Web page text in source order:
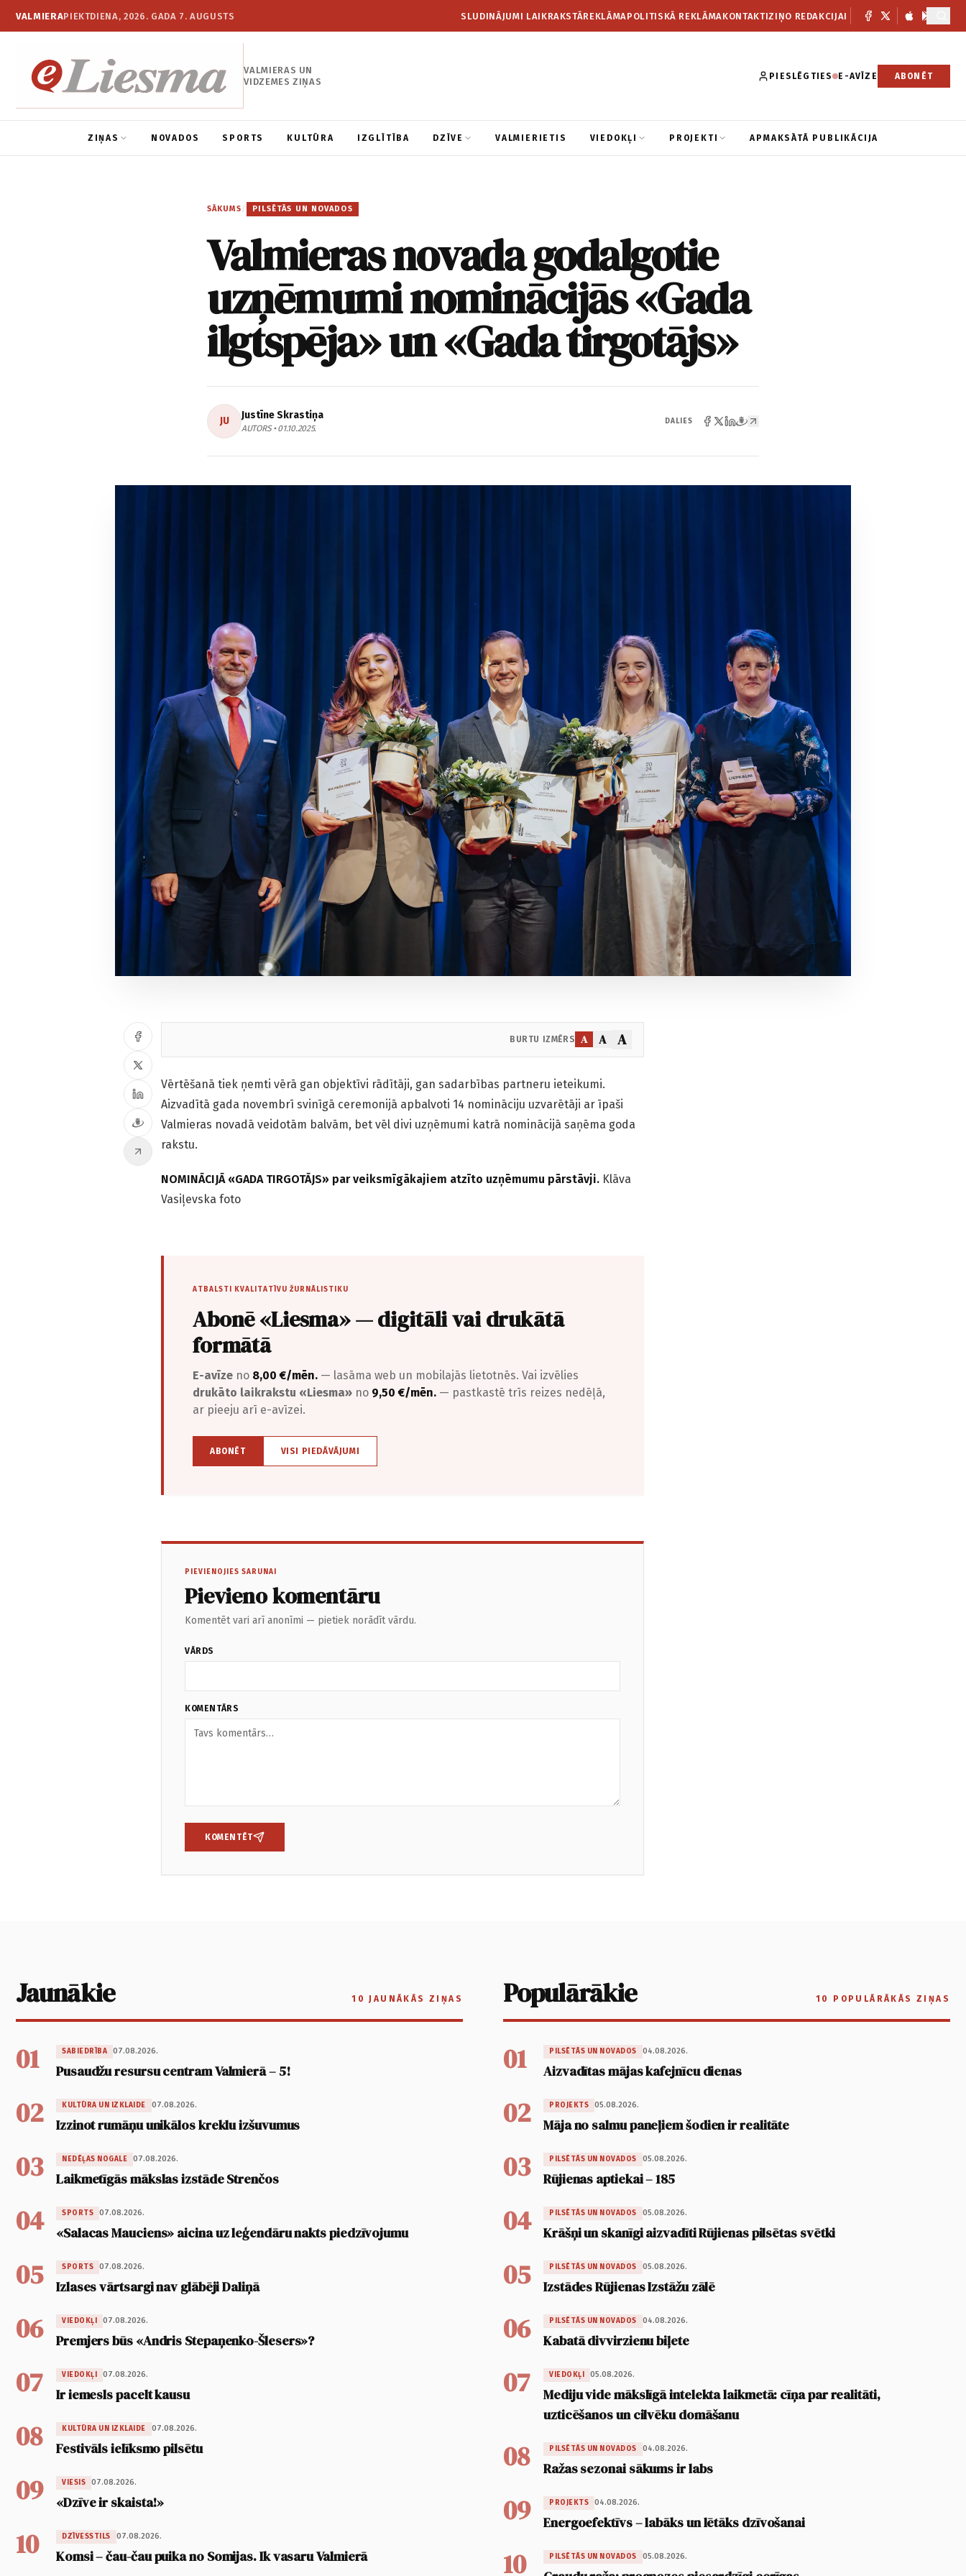
VALMIERAPIEKTDIENA, 2026. GADA 7. AUGUSTS SLUDINĀJUMI LAIKRAKSTĀREKLĀMAPOLITISKĀ REKLĀMAKONTAKTIZIŅO REDAKCIJAI
VALMIERAS UN
VIDZEMES ZIŅAS
PIESLĒGTIES E-AVĪZE ABONĒT
ZIŅAS NOVADOS SPORTS KULTŪRA IZGLĪTĪBA DZĪVE VALMIERIETIS VIEDOKĻI PROJEKTI APMAKSĀTĀ PUBLIKĀCIJA
SĀKUMS / PILSĒTĀS UN NOVADOS
Valmieras novada godalgotie
uzņēmumi nominācijās «Gada
ilgtspēja» un «Gada tirgotājs»
JU Justīne Skrastiņa
AUTORS • 01.10.2025.
DALIES
BURTU IZMĒRS A A A
Vērtēšanā tiek ņemti vērā gan objektīvi rādītāji, gan sadarbības partneru ieteikumi.
Aizvadītā gada novembrī svinīgā ceremonijā apbalvoti 14 nomināciju uzvarētāji ar īpaši
Valmieras novadā veidotām balvām, bet vēl divi uzņēmumi katrā nominācijā saņēma goda
rakstu.
NOMINĀCIJĀ «GADA TIRGOTĀJS» par veiksmīgākajiem atzīto uzņēmumu pārstāvji. Klāva
Vasiļevska foto
ATBALSTI KVALITATĪVU ŽURNĀLISTIKU
Abonē «Liesma» — digitāli vai drukātā
formātā
E-avīze no 8,00 €/mēn. — lasāma web un mobilajās lietotnēs. Vai izvēlies
drukāto laikrakstu «Liesma» no 9,50 €/mēn. — pastkastē trīs reizes nedēļā,
ar pieeju arī e-avīzei.
ABONĒT VISI PIEDĀVĀJUMI
PIEVIENOJIES SARUNAI
Pievieno komentāru
Komentēt vari arī anonīmi — pietiek norādīt vārdu.
VĀRDS
KOMENTĀRS
KOMENTĒT
Jaunākie 10 JAUNĀKĀS ZIŅAS
01 SABIEDRĪBA 07.08.2026.
Pusaudžu resursu centram Valmierā – 5!
02 KULTŪRA UN IZKLAIDE 07.08.2026.
Izzinot rumāņu unikālos kreklu izšuvumus
03 NEDĒĻAS NOGALE 07.08.2026.
Laikmetīgās mākslas izstāde Strenčos
04 SPORTS 07.08.2026.
«Salacas Mauciens» aicina uz leģendāru nakts piedzīvojumu
05 SPORTS 07.08.2026.
Izlases vārtsargi nav glābēji Daliņā
06 VIEDOKĻI 07.08.2026.
Premjers būs «Andris Stepaņenko-Šlesers»?
07 VIEDOKĻI 07.08.2026.
Ir iemesls pacelt kausu
08 KULTŪRA UN IZKLAIDE 07.08.2026.
Festivāls ielīksmo pilsētu
09 VIESIS 07.08.2026.
«Dzīve ir skaista!»
10 DZĪVESSTILS 07.08.2026.
Komsi – čau-čau puika no Somijas. Ik vasaru Valmierā
Populārākie 10 POPULĀRĀKĀS ZIŅAS
01 PILSĒTĀS UN NOVADOS 04.08.2026.
Aizvadītas mājas kafejnīcu dienas
02 PROJEKTS 05.08.2026.
Māja no salmu paneļiem šodien ir realitāte
03 PILSĒTĀS UN NOVADOS 05.08.2026.
Rūjienas aptiekai – 185
04 PILSĒTĀS UN NOVADOS 05.08.2026.
Krāšņi un skanīgi aizvadīti Rūjienas pilsētas svētki
05 PILSĒTĀS UN NOVADOS 05.08.2026.
Izstādes Rūjienas Izstāžu zālē
06 PILSĒTĀS UN NOVADOS 04.08.2026.
Kabatā divvirzienu biļete
07 VIEDOKĻI 05.08.2026.
Mediju vide mākslīgā intelekta laikmetā: cīņa par realitāti,
uzticēšanos un cilvēku domāšanu
08 PILSĒTĀS UN NOVADOS 04.08.2026.
Ražas sezonai sākums ir labs
09 PROJEKTS 04.08.2026.
Energoefektīvs – labāks un lētāks dzīvošanai
10 PILSĒTĀS UN NOVADOS 05.08.2026.